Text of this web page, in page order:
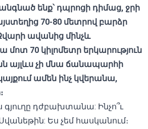
ենք՝ դպրոցի դիմաց, ջրի
70-80 մետրով բարձր
ավանից մինչև
մոտ 70 կիլոմետր երկարություն
այլևս չի մնա ճանապարհի
ամեն ինչ կվերանա,
գյուղը դժբախտանա: Ինչո՞ւ
Ես չեմ հասկանում։